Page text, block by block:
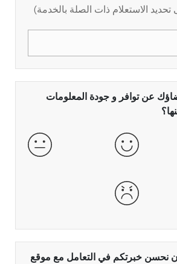
الاستعلام ذات الصلة بالخدمة)
عن توافر و جودة المعلومات
جيدة عادية
سيئة جداً
نحسن خبرتكم في التعامل مع موقع